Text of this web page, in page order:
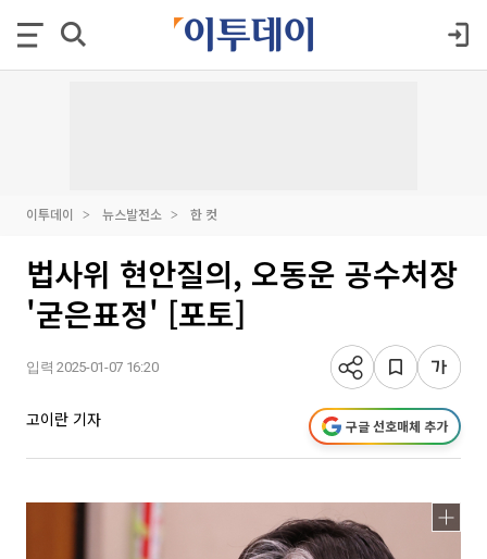
이투데이 뉴스발전소 한 컷
법사위 현안질의, 오동운 공수처장
'굳은표정' [포토]
입력 2025-01-07 16:20
고이란 기자 구글 선호매체 추가